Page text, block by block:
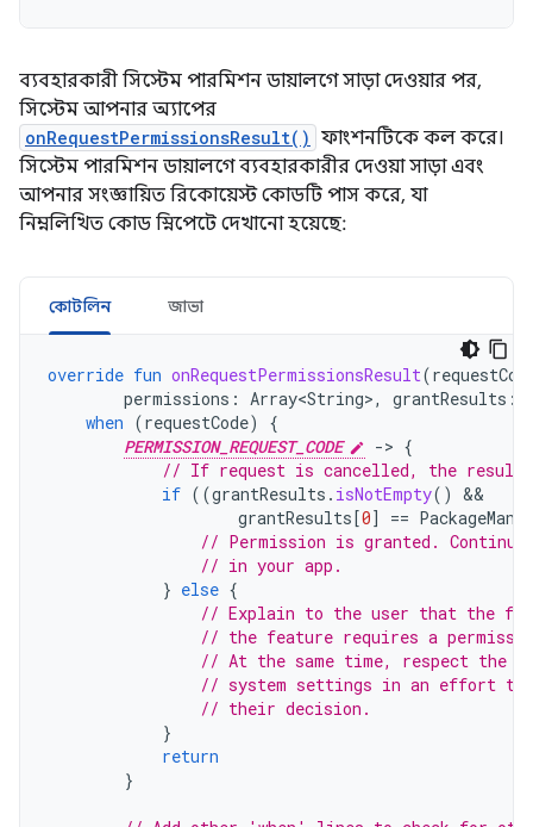
ব্যবহারকারী সিস্টেম পারমিশন ডায়ালগে সাড়া দেওয়ার পর,
সিস্টেম আপনার অ্যাপের
onRequestPermissionsResult() ফাংশনটিকে কল করে।
সিস্টেম পারমিশন ডায়ালগে ব্যবহারকারীর দেওয়া সাড়া এবং
আপনার সংজ্ঞায়িত রিকোয়েস্ট কোডটি পাস করে, যা
নিম্নলিখিত কোড স্নিপেটে দেখানো হয়েছে:
কোটলিন জাভা
override fun onRequestPermissionsResult(
permissions : Array<String>, grantResults :
when (requestCode)
{
PERMISSION_REQUEST_CODE
-> {
// If request is cancelled, the result
if ((grantResults . isNotEmpty()
grantResults [0] ==
// Permission is granted.
// in your app.
} else {
// Explain to the user that the
// the feature requires a
// At the same time, respect the
// system settings in an effort to
// their decision.
}
return
}